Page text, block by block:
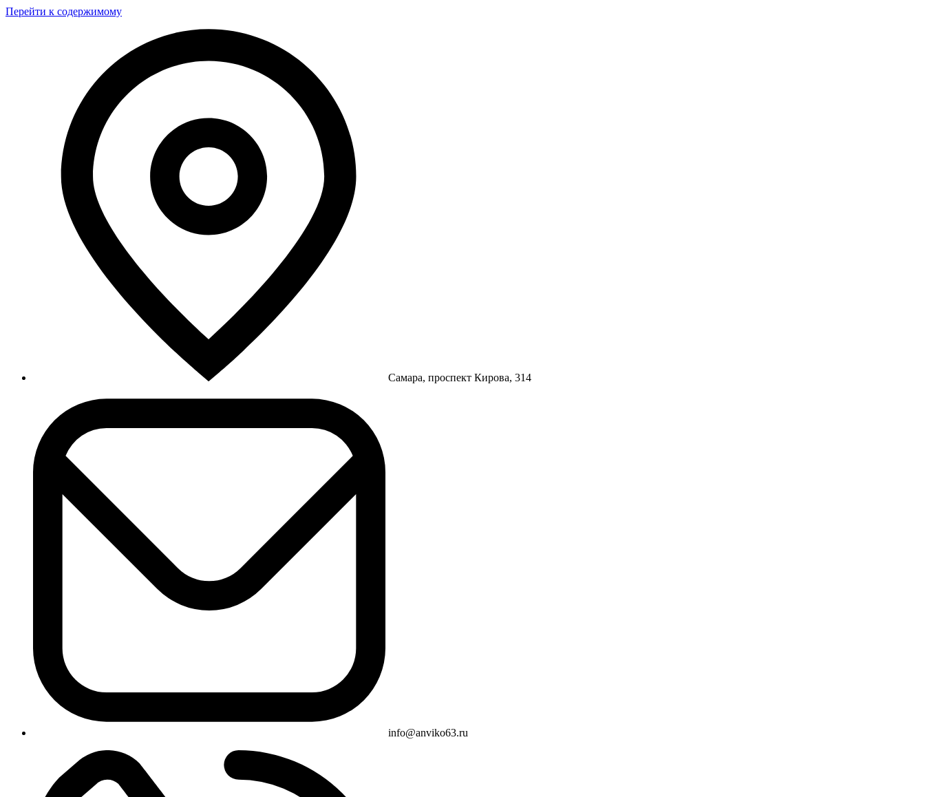
Перейти к содержимому
Самара, проспект Кирова, 314
info@anviko63.ru